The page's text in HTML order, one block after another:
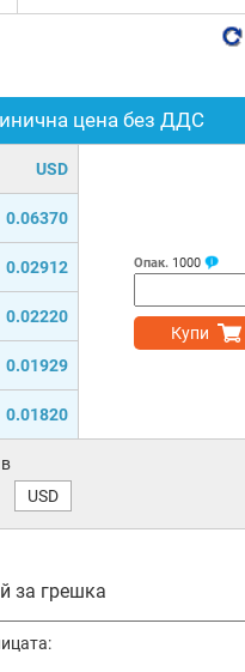
цена без ДДС
USD
0.06370
0.02912
0.02220
0.01929
0.01820
Опак. 1000
Купи
USD
за грешка